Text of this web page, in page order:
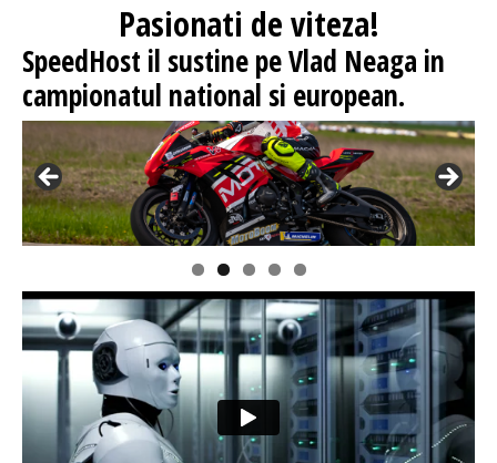
Pasionati de viteza!
SpeedHost il sustine pe Vlad Neaga in
campionatul national si european.